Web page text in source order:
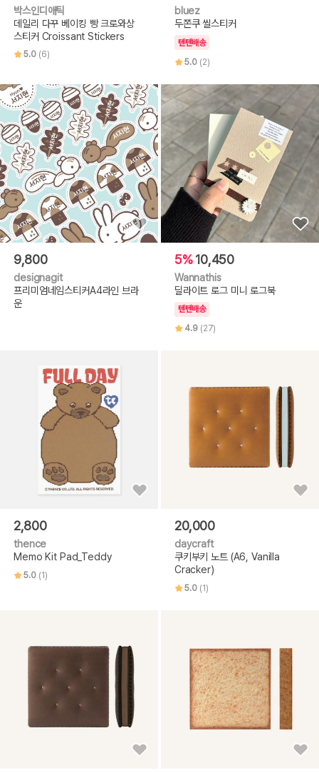
박스인디애틱
데일리 다꾸 베이킹 빵 크로와상
스티커 Croissant Stickers
5.0 (6)
bluez
두쫀쿠 씰스티커
텐텐배송
5.0 (2)
9,800
designagit
프리미엄네임스티커A4라인 브라
운
5% 10,450
Wannathis
딜라이트 로그 미니 로그북
텐텐배송
4.9 (27)
2,800
thence
Memo Kit Pad_Teddy
5.0 (1)
20,000
daycraft
쿠키부키 노트 (A6, Vanilla
Cracker)
5.0 (1)